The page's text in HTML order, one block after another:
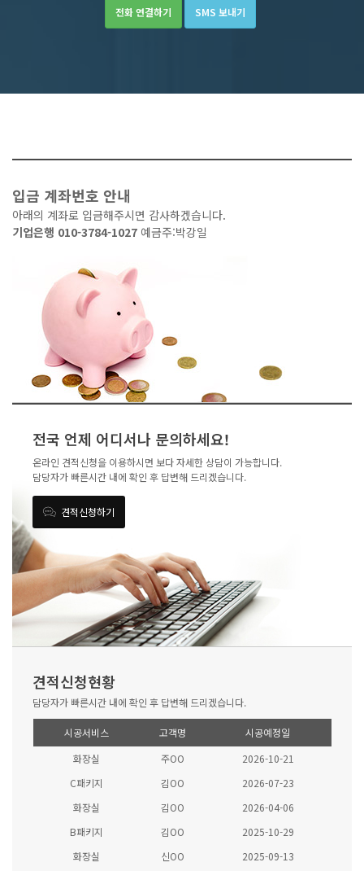
전화 연결하기 SMS 보내기
입금 계좌번호 안내
아래의 계좌로 입금해주시면 감사하겠습니다.
기업은행 010-3784-1027 예금주:박강일
전국 언제 어디서나 문의하세요!
온라인 견적신청을 이용하시면 보다 자세한 상담이 가능합니다.
담당자가 빠른시간 내에 확인 후 답변해 드리겠습니다.
견적신청하기
견적신청현황
담당자가 빠른시간 내에 확인 후 답변해 드리겠습니다.
시공서비스 고객명
시공예정일
화장실
주OO
2026-10-21
C패키지
김OO
2026-07-23
화장실
김OO
2026-04-06
B패키지
김OO
2025-10-29
화장실
신OO 2025-09-13